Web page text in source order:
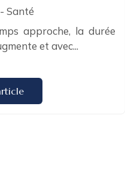
Santé
approche, la durée
et avec...